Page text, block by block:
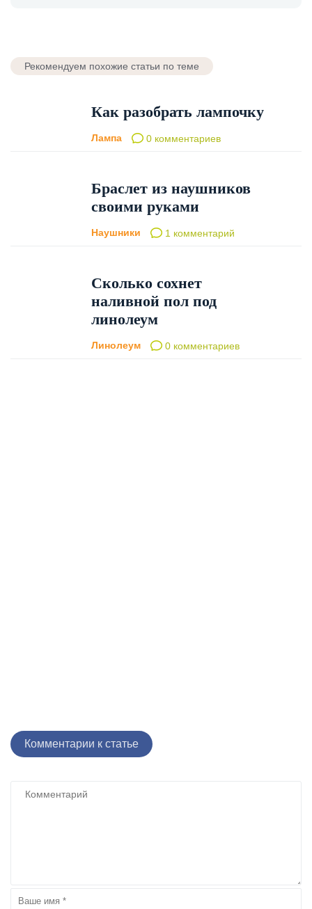
Рекомендуем похожие статьи по теме
Как разобрать лампочку
Лампа 0 комментариев
Браслет из наушников
своими руками
Наушники 1 комментарий
Сколько сохнет
наливной пол под
линолеум
Линолеум 0 комментариев
Комментарии к статье